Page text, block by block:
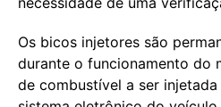
Os bicos injetores são
durante o funcionamento do
de combustível a ser